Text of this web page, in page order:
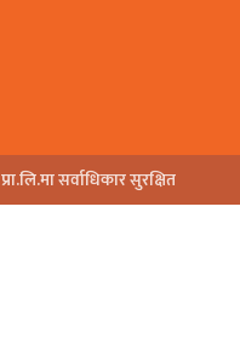
प्रा.लि.मा सर्वाधिकार सुरक्षित